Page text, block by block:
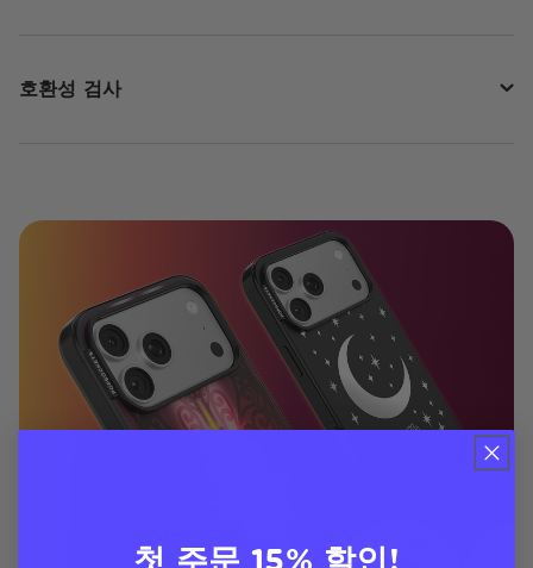
호환성 검사
첫 주문 15% 할인!